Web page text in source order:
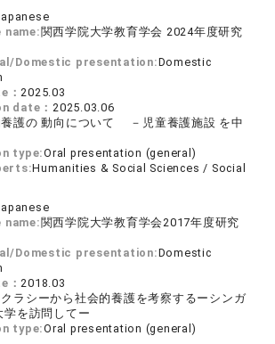
name: 関西学院大学教育学会 2024年度研究
Domestic presentation:Domestic
： 2025.03
date： 2025.03.06
護の 動向について －児童養護施設 を中
type:Oral presentation (general)
Humanities & Social Sciences / Social
name: 関西学院大学教育学会2017年度研究
Domestic presentation:Domestic
： 2018.03
クラシーから社会的養護を考察するーシンガ
学を訪問してー
type:Oral presentation (general)